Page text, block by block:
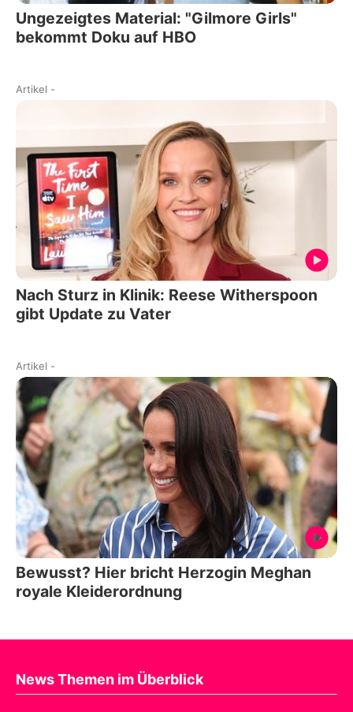
Ungezeigtes Material: "Gilmore Girls"
bekommt Doku auf HBO
Artikel -
Nach Sturz in Klinik: Reese Witherspoon
gibt Update zu Vater
Artikel -
Bewusst? Hier bricht Herzogin Meghan
royale Kleiderordnung
News Themen im Überblick